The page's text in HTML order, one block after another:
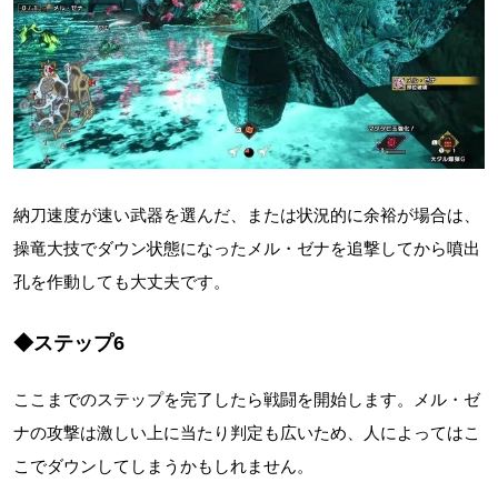
納刀速度が速い武器を選んだ、または状況的に余裕が場合は、
操竜大技でダウン状態になったメル・ゼナを追撃してから噴出
孔を作動しても大丈夫です。
◆ステップ6
ここまでのステップを完了したら戦闘を開始します。メル・ゼ
ナの攻撃は激しい上に当たり判定も広いため、人によってはこ
こでダウンしてしまうかもしれません。